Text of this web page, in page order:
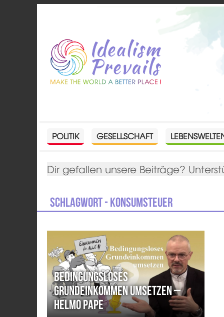
POLITIK GESELLSCHAFT
Dir gefallen unsere Beiträge?
Schlagwort - Konsumsteuer
Bedingungsloses
Grundeinkommen umsetzen –
Helmo Pape